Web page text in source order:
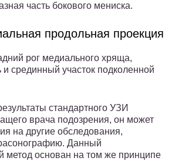
часть бокового мениска.
продольная проекция
рог медиального хряща,
срединный участок подколенной
стандартного УЗИ
врача подозрения, он может
на другие обследования,
Данный
метод основан на том же принципе